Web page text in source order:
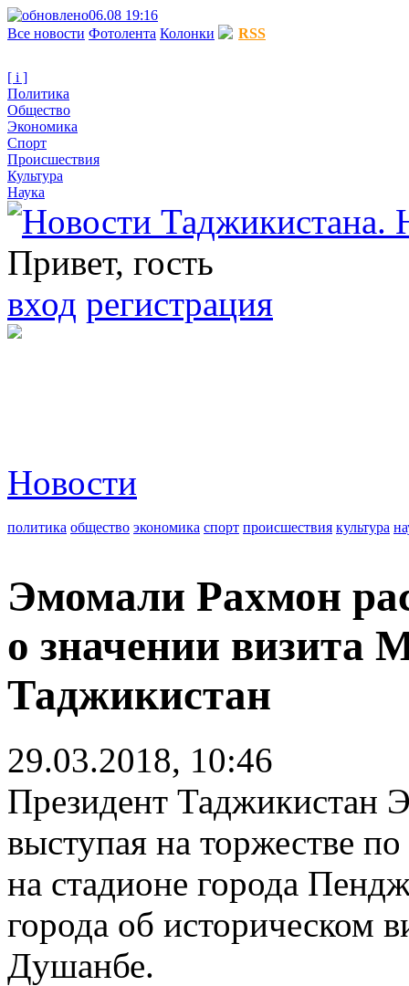
06.08 19:16
Все новости Фотолента Колонки RSS
[ i ]
Политика
Общество
Экономика
Спорт
Происшествия
Культура
Наука
Привет, гость
вход регистрация
Новости
политика общество экономика спорт происшествия культура
Эмомали Рахмон
о значении визита
Таджикистан
29.03.2018, 10:46
Президент Таджикистан
выступая на торжестве
на стадионе города
города об историческом
Душанбе.